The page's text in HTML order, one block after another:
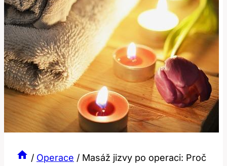
/ Operace / Masáž jizvy po operaci: Proč